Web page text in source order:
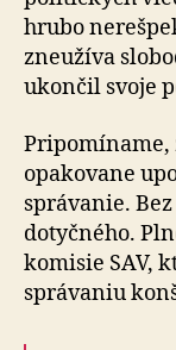
hrubo
zneužíva
ukončil svoje
Pripomíname,
opakovane
správanie.
dotyčného.
komisie SAV,
správaniu